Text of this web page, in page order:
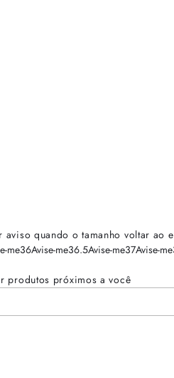
quando o tamanho voltar ao
me36Avise-me36.5Avise-me37Avise-me
produtos próximos a você